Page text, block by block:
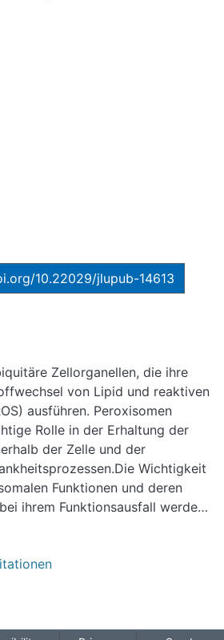
10.22029/jlupub-14613
Zellorganellen, die ihre
von Lipid und reaktiven
ausführen. Peroxisomen
Rolle in der Erhaltung der
der Zelle und der
Wichtigkeit
Funktionen und deren
ihrem Funktionsausfall werden
Da Patienten mit Zellweger-
Lebenserwartung haben,
Symptome der Patienten bisher
beobachtet und berichtet. Bei